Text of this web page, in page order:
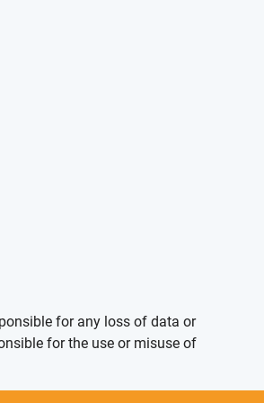
for any loss of data or
for the use or misuse of